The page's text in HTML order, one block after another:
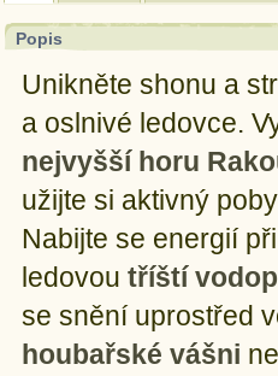
Popis
Unikněte shonu a
a oslnivé ledovce.
nejvyšší horu
užijte si aktivný
Nabijte se energií
ledovou tříští
se snění uprostřed
houbařské vášni